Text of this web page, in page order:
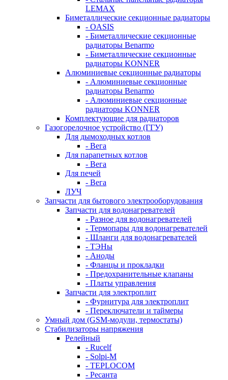
LEMAX
Биметаллические секционные радиаторы
- OASIS
- Биметаллические секционные
радиаторы Benarmo
- Биметаллические секционные
радиаторы KONNER
Алюминиевые секционные радиаторы
- Алюминиевые секционные
радиаторы Benarmo
- Алюминиевые секционные
радиаторы KONNER
Комплектующие для радиаторов
Газогорелочное устройство (ГГУ)
Для дымоходных котлов
- Вега
Для парапетных котлов
- Вега
Для печей
- Вега
ЛУЧ
Запчасти для бытового электрооборудования
Запчасти для водонагревателей
- Разное для водонагревателей
- Термопары для водонагревателей
- Шланги для водонагревателей
- ТЭНы
- Аноды
- Фланцы и прокладки
- Предохранительные клапаны
- Платы управления
Запчасти для электроплит
- Фурнитура для электроплит
- Переключатели и таймеры
Умный дом (GSM-модули, термостаты)
Cтабилизаторы напряжения
Релейный
- Rucelf
- Solpi-M
- TEPLOCOM
- Ресанта